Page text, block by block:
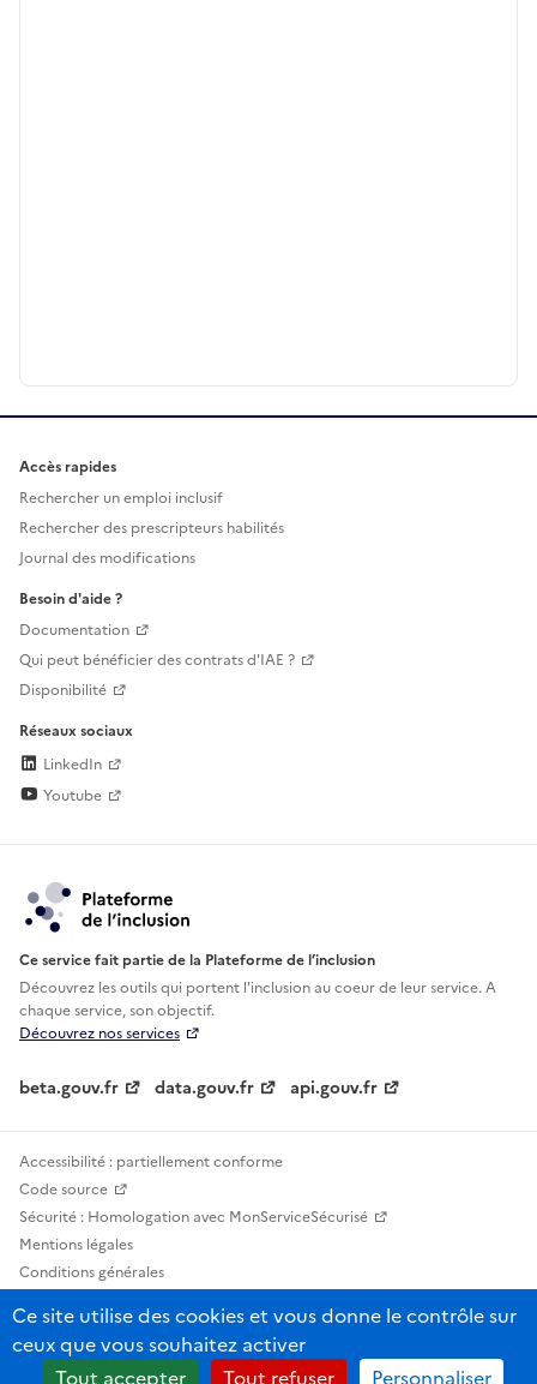
Accès rapides
Rechercher un emploi inclusif
Rechercher des prescripteurs habilités
Journal des modifications
Besoin d'aide ?
Documentation
Qui peut bénéficier des contrats d'IAE ?
Disponibilité
Réseaux sociaux
LinkedIn
Youtube
Ce service fait partie de la Plateforme de l’inclusion
Découvrez les outils qui portent l'inclusion aucoeur de leur service. A
chaque service, son objectif.
Découvrez nos services
beta.gouv.fr data.gouv.fr api.gouv.fr
Accessibilité : partiellement conforme
Code source
Sécurité : Homologation avec MonServiceSécurisé
Mentions légales
Conditions générales
Statistiques, lexiques et indicateurs
Sauf mention contraire, tous les contenus de ce site sont sous licence
etalab-2.0
Ce site utilise des cookies et vous donne le contrôle sur
ceux que vous souhaitez activer
Tout accepter
Tout refuser Personnaliser